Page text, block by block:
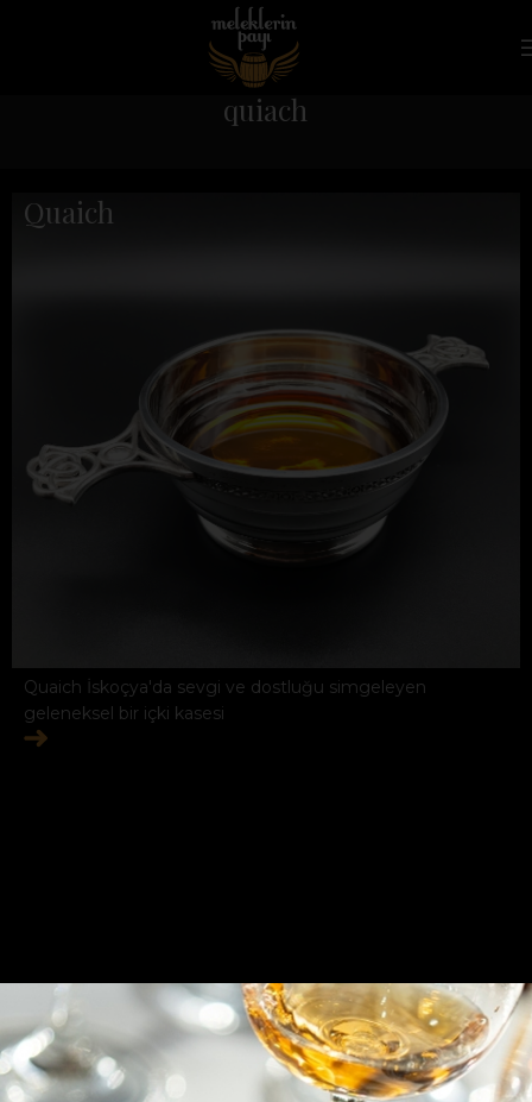
quiach
Quaich
Quaich İskoçya'da sevgi ve dostluğu simgeleyen
geleneksel bir içki kasesi